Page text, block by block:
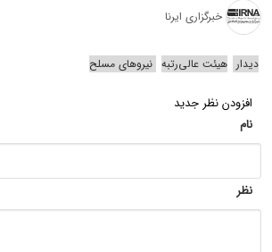
خبرگزاری ایرنا
دیدار هیئت عالی‌رتبه نیروهای مسلح
افزودن نظر جدید
نام
نظر